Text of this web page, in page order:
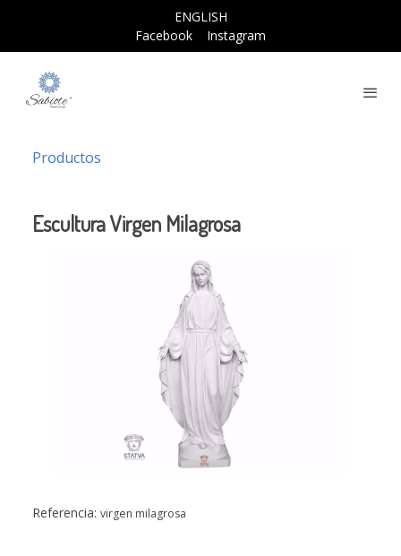
ENGLISH
Facebook
Instagram
Productos
Escultura Virgen Milagrosa
Referencia: virgen milagrosa